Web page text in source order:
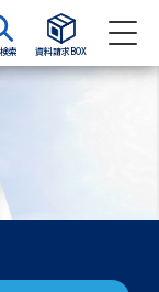
索 資料請求BOX